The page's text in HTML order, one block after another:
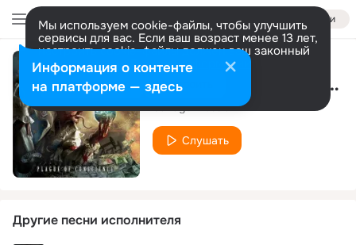
Войти
Мы используем cookie-файлы, чтобы улучшить
сервисы для вас. Если ваш возраст менее 13 лет,
настроить cookie-файлы должен ваш законный
представитель. Больше информации
Разрешить все Настроить The Mask Of Anarchy
Savage Messiah
Слушать
Другие песни исполнителя
Информация о контенте
на платформе — здесь